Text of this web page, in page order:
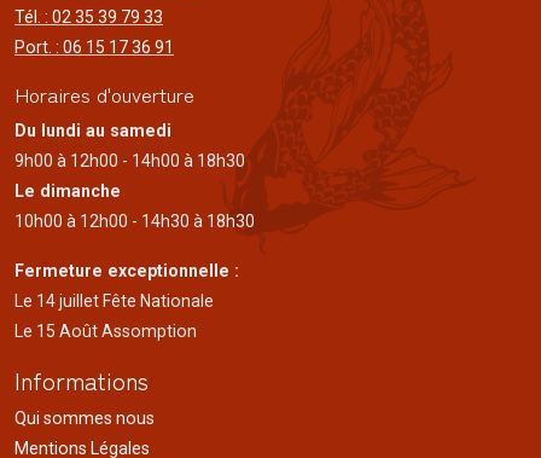
Tél. : 02 35 39 79 33
Port. : 06 15 17 36 91
Horaires d'ouverture
Du lundi au samedi
9h00 à 12h00 - 14h00 à 18h30
Le dimanche
10h00 à 12h00 - 14h30 à 18h30
Fermeture exceptionnelle :
Le 14 juillet Fête Nationale
Le 15 Août Assomption
Informations
Qui sommes nous
Mentions Légales